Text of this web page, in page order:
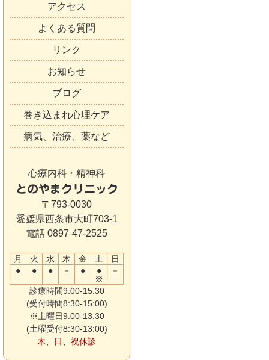
アクセス
よくある質問
リンク
お知らせ
ブログ
巻き込まれ心理ケア
病気、治療、薬など
心療内科・精神科
とのやまクリニック
〒793-0030
愛媛県西条市大町703-1
電話 0897-47-2525
月 火 水 木 金 土
日
●
● ● － ●
●
※
－
診療時間9:00-15:30
(受付時間8:30-15:00)
※土曜日9:00-13:30
(土曜受付8:30-13:00)
木、日、祝休診